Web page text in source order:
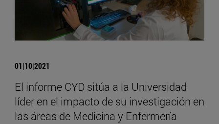
01|10|2021
El informe CYD sitúa a la Universidad
líder en el impacto de su investigación en
las áreas de Medicina y Enfermería